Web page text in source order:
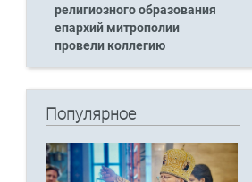
религиозного образования
епархий митрополии
провели коллегию
Популярное